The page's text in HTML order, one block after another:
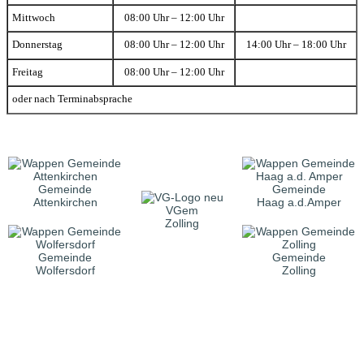
Mittwoch 08:00 Uhr – 12:00 Uhr
Donnerstag 08:00 Uhr – 12:00 Uhr 14:00 Uhr – 18:00 Uhr
Freitag 08:00 Uhr – 12:00 Uhr
oder nach Terminabsprache
Gemeinde
Attenkirchen
VGem
Zolling
Gemeinde
Haag a.d.Amper
Gemeinde
Wolfersdorf
Gemeinde
Zolling